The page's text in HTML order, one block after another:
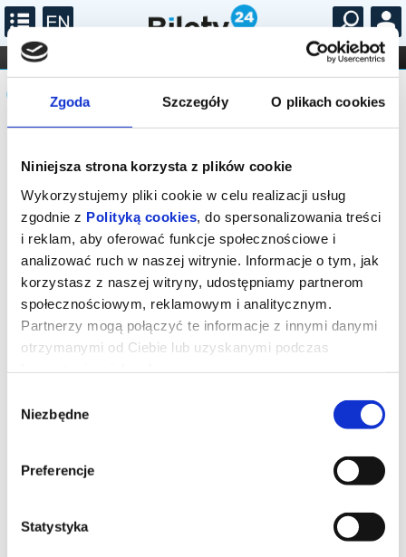
Zgoda Szczegóły O plikach cookies
Niniejsza strona korzysta z plików cookie
Wykorzystujemy pliki cookie w celu realizacji usług
zgodnie z Polityką cookies , do spersonalizowania treści
i reklam, aby oferować funkcje społecznościowe i
analizować ruch w naszej witrynie. Informacje o tym, jak
korzystasz z naszej witryny, udostępniamy partnerom
społecznościowym, reklamowym i analitycznym.
Partnerzy mogą połączyć te informacje z innymi danymi
otrzymanymi od Ciebie lub uzyskanymi podczas
zgody
Niezbędne
Preferencje
Statystyka
KONCERTY TEATR ...
KABARET I
Komunikat
została zakończona.